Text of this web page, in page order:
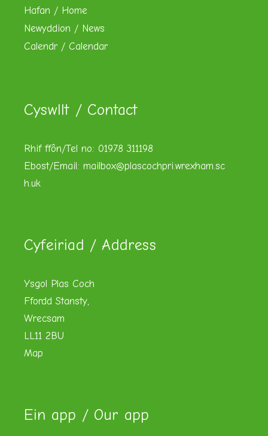
Hafan / Home
Newyddion / News
Calendr / Calendar
Cyswllt / Contact
Rhif ffôn/Tel no: 01978 311198
Ebost/Email: mailbox@plascochpri.wrexham.sc
h.uk
Cyfeiriad / Address
Ysgol Plas Coch
Ffordd Stansty,
Wrecsam
LL11 2BU
Map
Ein app / Our app